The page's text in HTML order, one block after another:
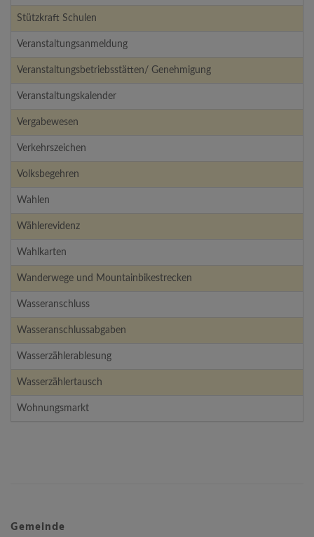
Stützkraft Schulen
Veranstaltungsanmeldung
Veranstaltungsbetriebsstätten/ Genehmigung
Veranstaltungskalender
Vergabewesen
Verkehrszeichen
Volksbegehren
Wahlen
Wählerevidenz
Wahlkarten
Wanderwege und Mountainbikestrecken
Wasseranschluss
Wasseranschlussabgaben
Wasserzählerablesung
Wasserzählertausch
Wohnungsmarkt
Gemeinde